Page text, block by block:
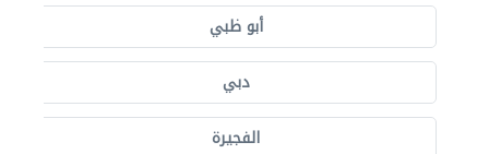
أبو ظبي
دبي
الفجيرة